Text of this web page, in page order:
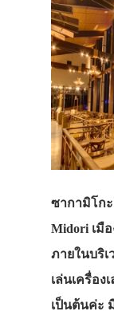
ซากามิโก
Midori เมื
ภายในบริ
เล่นเครื่อง
เป็นต้นค่ะ